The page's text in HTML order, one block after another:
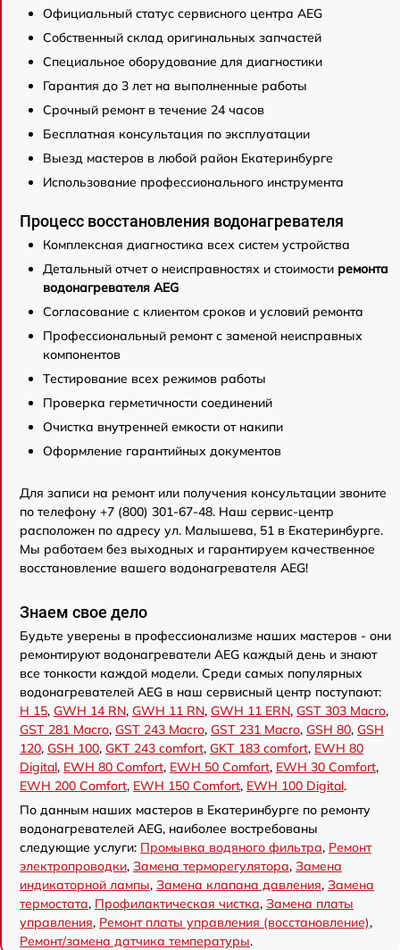
Официальный статус сервисного центра AEG
Собственный склад оригинальных запчастей
Специальное оборудование для диагностики
Гарантия до 3 лет на выполненные работы
Срочный ремонт в течение 24 часов
Бесплатная консультация по эксплуатации
Выезд мастеров в любой район Екатеринбурге
Использование профессионального инструмента
Процесс восстановления водонагревателя
Комплексная диагностика всех систем устройства
Детальный отчет о неисправностях и стоимости ремонта
водонагревателя AEG
Согласование с клиентом сроков и условий ремонта
Профессиональный ремонт с заменой неисправных
компонентов
Тестирование всех режимов работы
Проверка герметичности соединений
Очистка внутренней емкости от накипи
Оформление гарантийных документов
Для записи на ремонт или получения консультации звоните
по телефону +7 (800) 301-67-48. Наш сервис-центр
расположен по адресу ул. Малышева, 51 в Екатеринбурге.
Мы работаем без выходных и гарантируем качественное
восстановление вашего водонагревателя AEG!
Знаем свое дело
Будьте уверены в профессионализме наших мастеров - они
ремонтируют водонагреватели AEG каждый день и знают
все тонкости каждой модели. Среди самых популярных
водонагревателей AEG в наш сервисный центр поступают:
H 15, GWH 14 RN, GWH 11 RN, GWH 11 ERN, GST 303 Macro,
GST 281 Macro, GST 243 Macro, GST 231 Macro, GSH 80, GSH
120, GSH 100, GKT 243 comfort, GKT 183 comfort, EWH 80
Digital, EWH 80 Comfort, EWH 50 Comfort, EWH 30 Comfort,
EWH 200 Comfort, EWH 150 Comfort, EWH 100 Digital.
По данным наших мастеров в Екатеринбурге по ремонту
водонагревателей AEG, наиболее востребованы
следующие услуги: Промывка водяного фильтра, Ремонт
электропроводки, Замена терморегулятора, Замена
индикаторной лампы, Замена клапана давления, Замена
термостата, Профилактическая чистка, Замена платы
управления, Ремонт платы управления (восстановление),
Ремонт/замена датчика температуры.